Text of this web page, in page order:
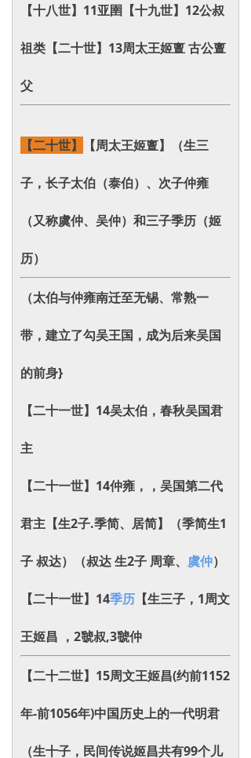
【十八世】11亚圉【十九世】12公叔
祖类【二十世】13周太王姬亶 古公亶
父
【二十世】 【周太王姬亶】（生三
子，长子太伯（泰伯）、次子仲雍
（又称虞仲、吴仲）和三子季历（姬
历）
（太伯与仲雍南迁至无锡、常熟一
带，建立了勾吴王国，成为后来吴国
的前身}
【二十一世】14吴太伯，春秋吴国君
主
【二十一世】14仲雍，，吴国第二代
君主【生2子.季简‌、居简‌】（季简‌生1
子 叔达）（叔达 生2子 周章‌、 虞仲‌）
【二十一世】14季历 【生三子， 1周文
王姬昌 ，2虢叔,3虢仲
【二十二世】15周文王姬昌(约前1152
年-前1056年)中国历史上的一代明君
（生十子，民间传说姬昌共有99个儿